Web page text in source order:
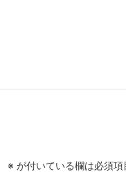
※ が付いている欄は必須項